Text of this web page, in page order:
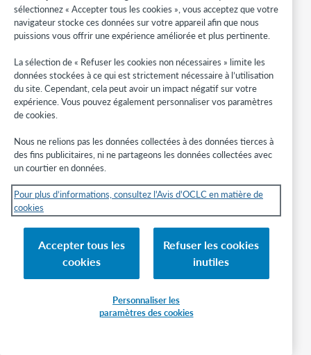
valide. Vous
devez
vérifier : la
section
Livraison des
avis dans le
dossier de
Dossier de
bibliothèque
dans le dossier
de l'usager. Ce
message peut
également
nom de
domaine, mais
de l'usager n'a
pas été
sélectionnez « Accepter tous les cookies », vous acceptez que votre
navigateur stocke ces données sur votre appareil afin que nous
puissions vous offrir une expérience améliorée et plus pertinente.
La sélection de « Refuser les cookies non nécessaires » limite les
données stockées à ce qui est strictement nécessaire à l’utilisation
du site. Cependant, cela peut avoir un impact négatif sur votre
expérience. Vous pouvez également personnaliser vos paramètres
de cookies.
Nous ne relions pas les données collectées à des données tierces à
des fins publicitaires, ni ne partageons les données collectées avec
un courtier en données.
Pour plus d’informations, consultez l'Avis d'OCLC en matière de
cookies
Accepter tous les
cookies
Refuser les cookies
inutiles
Personnaliser les
paramètres des cookies